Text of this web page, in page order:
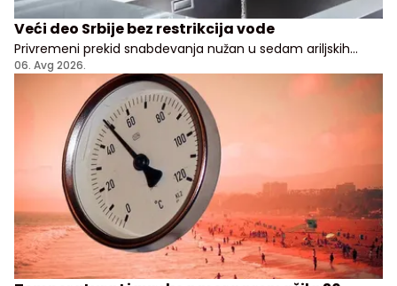
Veći deo Srbije bez restrikcija vode
Privremeni prekid snabdevanja nužan u sedam ariljskih
naselja
06. Avg 2026.